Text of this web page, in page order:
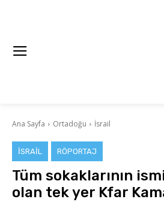
Ana Sayfa Ortadoğu İsrail
İSRAIL RÖPORTAJ
Tüm sokaklarının
olan tek yer Kfar